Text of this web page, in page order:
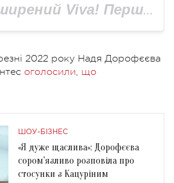
Допис, поширений Viva! Перший журнал про зірок (@viva_ukraine_magazine)
2022 року Надя Дорофєєва
оголосили, що
ШОУ-БІЗНЕС
«Я дуже щаслива»: Дорофєєва
сором'язливо розповіла про
стосунки з Кацуріним